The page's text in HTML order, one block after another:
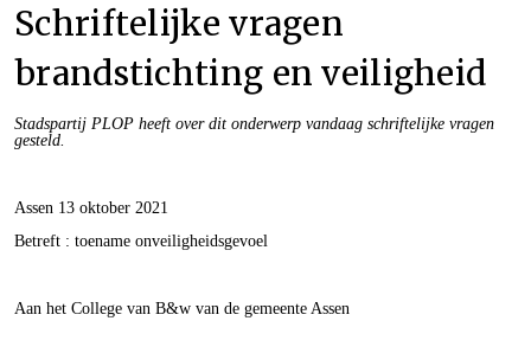
Schriftelijke vragen
brandstichting en veiligheid
Stadspartij PLOP heeft over dit onderwerp vandaag schriftelijke vragen
gesteld.
Assen 13 oktober 2021
Betreft : toename onveiligheidsgevoel
Aan het College van B&w van de gemeente Assen